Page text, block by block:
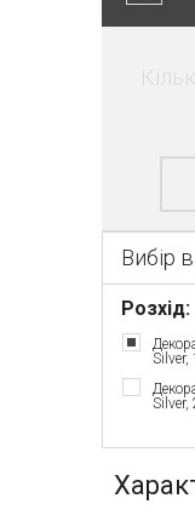
Вибір
Розхід:
Silver,
Silver,